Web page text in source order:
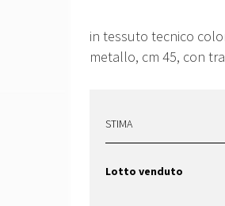
in tessuto tecnico
metallo, cm 45, con
STIMA
Lotto venduto